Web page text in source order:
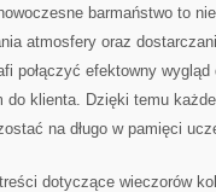
barmaństwo to
atmosfery oraz
połączyć efektowny
do klienta. Dzięki temu
na długo w pamięci
dotyczące wieczorów